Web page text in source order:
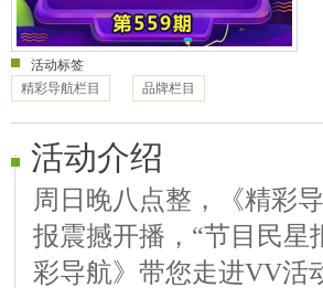
活动标签
精彩导航栏目
品牌栏目
活动介绍
周日晚八点整，《精彩
报震撼开播，“节目民星
彩导航》带您走进VV活